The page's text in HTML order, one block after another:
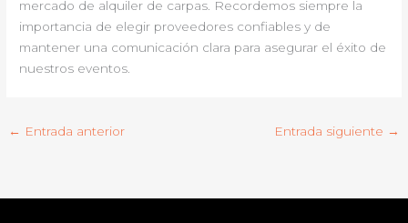
mercado de alquiler de carpas. Recordemos siempre la
importancia de elegir proveedores confiables y de
mantener una comunicación clara para asegurar el éxito de
nuestros eventos.
← Entrada anterior Entrada siguiente →